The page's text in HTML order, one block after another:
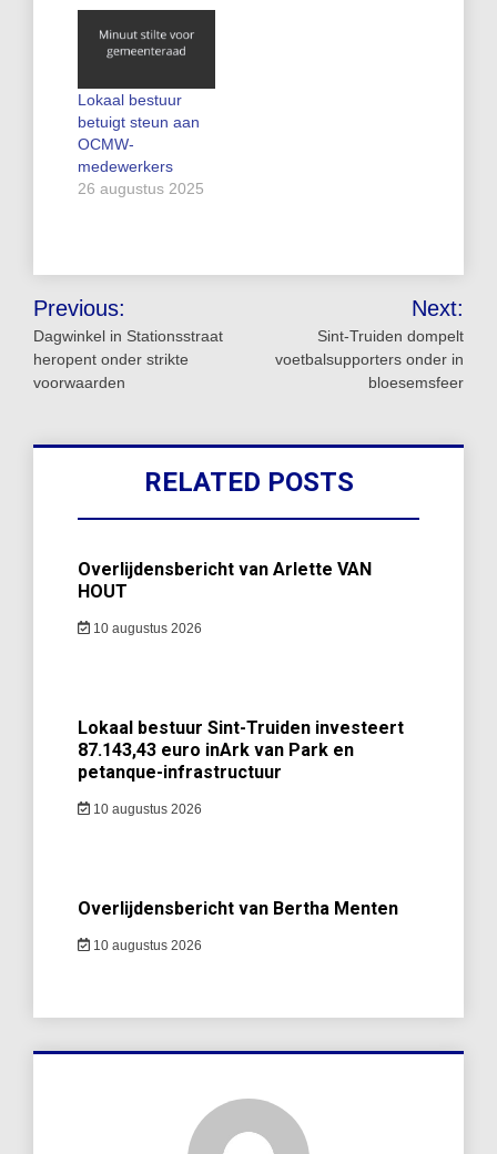
Lokaal bestuur
betuigt steun aan
OCMW-
medewerkers
26 augustus 2025
Bericht
navigatie
Previous:
Dagwinkel in Stationsstraat
heropent onder strikte
voorwaarden
Next:
Sint-Truiden dompelt
voetbalsupporters onder in
bloesemsfeer
RELATED POSTS
Overlijdensbericht van Arlette VAN
HOUT
10 augustus 2026
Lokaal bestuur Sint-Truiden investeert
87.143,43 euro inArk van Park en
petanque-infrastructuur
10 augustus 2026
Overlijdensbericht van Bertha Menten
10 augustus 2026